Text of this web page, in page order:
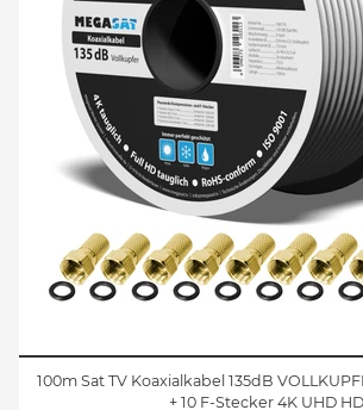
100m Sat TV Koaxialkabel 135dB
+ 10 F-Stecker 4K UHD HD